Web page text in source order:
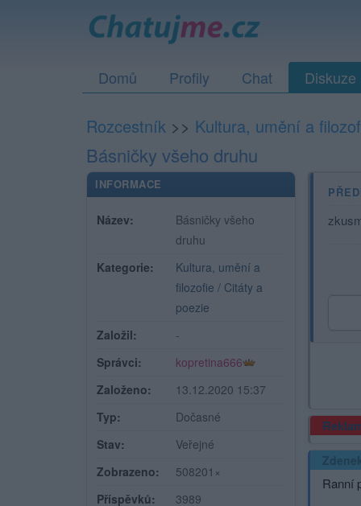
Domů Profily Chat Diskuze
Rozcestník >> Kultura, umění a
Básničky všeho druhu
INFORMACE
Název:
Básničky všeho
druhu
Kategorie:
Kultura, umění a
filozofie / Citáty a
poezie
Založil:
-
Správci:
kopretina666
Založeno:
13.12.2020 15:37
Typ:
Dočasné
Stav:
Veřejné
Zobrazeno:
508201×
Příspěvků:
3989
Ranní